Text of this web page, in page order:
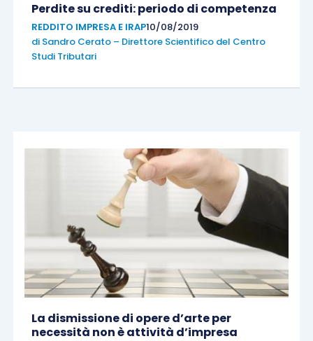
Perdite su crediti: periodo di competenza
REDDITO IMPRESA E IRAP10/08/2019
di Sandro Cerato – Direttore Scientifico del Centro
Studi Tributari
La dismissione di opere d’arte per
necessità non è attività d’impresa